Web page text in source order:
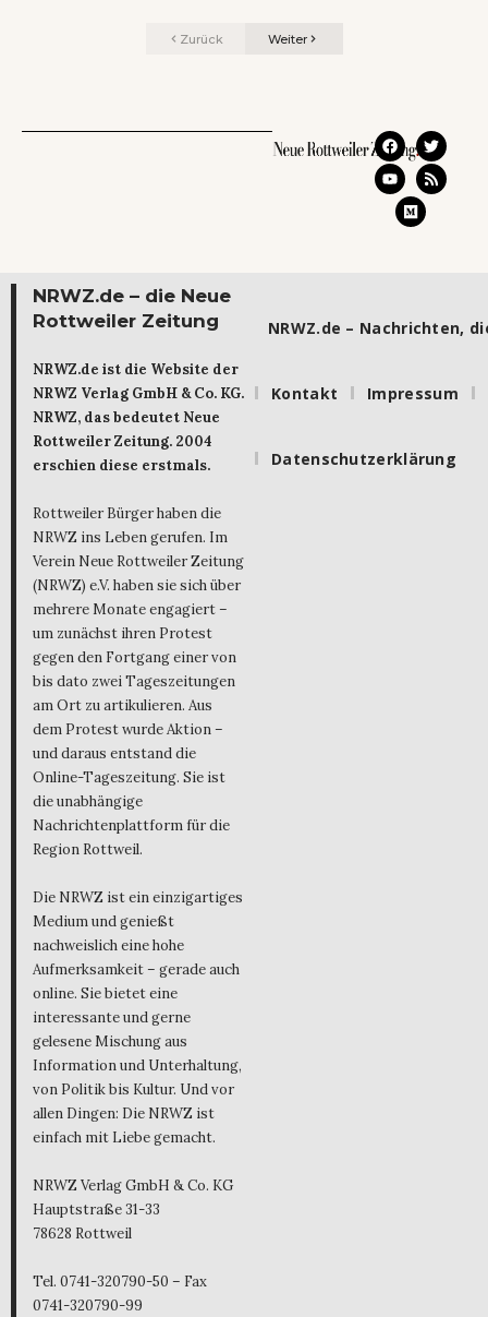
Zurück Weiter
NRWZ.de – die Neue
Rottweiler Zeitung
NRWZ.de ist die Website der
NRWZ Verlag GmbH & Co. KG.
NRWZ, das bedeutet Neue
Rottweiler Zeitung. 2004
erschien diese erstmals.
Rottweiler Bürger haben die
NRWZ ins Leben gerufen. Im
Verein Neue Rottweiler Zeitung
(NRWZ) e.V. haben sie sich über
mehrere Monate engagiert –
um zunächst ihren Protest
gegen den Fortgang einer von
bis dato zwei Tageszeitungen
am Ort zu artikulieren. Aus
dem Protest wurde Aktion –
und daraus entstand die
Online-Tageszeitung. Sie ist
die unabhängige
Nachrichtenplattform für die
Region Rottweil.
Die NRWZ ist ein einzigartiges
Medium und genießt
nachweislich eine hohe
Aufmerksamkeit – gerade auch
online. Sie bietet eine
interessante und gerne
gelesene Mischung aus
Information und Unterhaltung,
von Politik bis Kultur. Und vor
allen Dingen: Die NRWZ ist
einfach mit Liebe gemacht.
NRWZ Verlag GmbH & Co. KG
Hauptstraße 31-33
78628 Rottweil
Tel. 0741-320790-50 – Fax
0741-320790-99
NRWZ.de – Nachrichten,
Kontakt Impressum
Datenschutzerklärung